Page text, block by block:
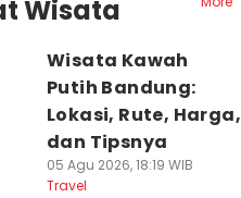
Wisata
Wisata Kawah
Putih Bandung:
Lokasi, Rute, Harga,
dan Tipsnya
05 Agu 2026, 18:19 WIB
Travel